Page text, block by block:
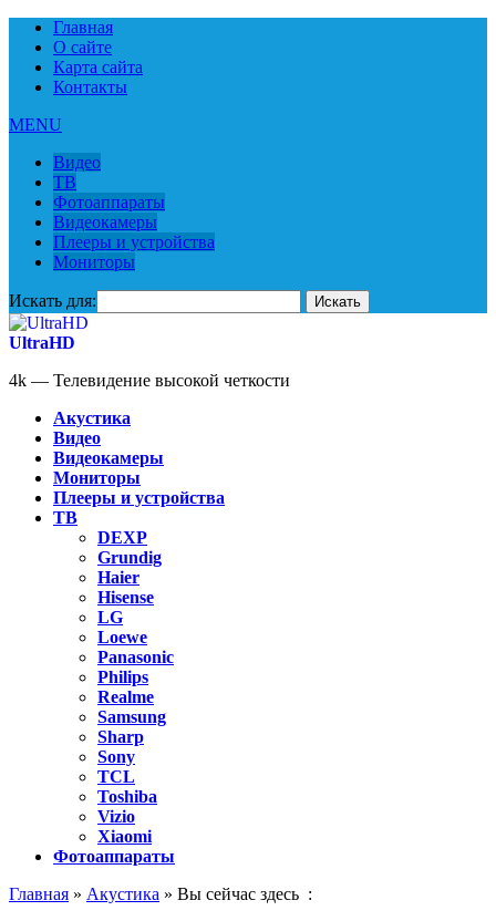
Главная
О сайте
Карта сайта
Контакты
MENU
Видео
ТВ
Фотоаппараты
Видеокамеры
Плееры и устройства
Мониторы
Искать для:
UltraHD
4k — Телевидение высокой четкости
Акустика
Видео
Видеокамеры
Мониторы
Плееры и устройства
ТВ
DEXP
Grundig
Haier
Hisense
LG
Loewe
Panasonic
Philips
Realme
Samsung
Sharp
Sony
TCL
Toshiba
Vizio
Xiaomi
Фотоаппараты
Главная » Акустика » Вы сейчас здесь :